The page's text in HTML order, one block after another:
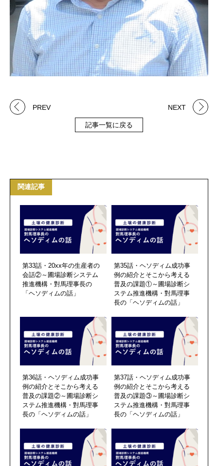
PREV
記事一覧に戻る
NEXT
関連記事
第33話・20xx年の生産者の
会話②～圃場診断システム
推進機構・對馬理事長の
「ヘソディムの話」
第35話・ヘソディム成功事
例の紹介とそこから考える
普及の課題①～圃場診断シ
ステム推進機構・對馬理事
長の「ヘソディムの話」
第36話・ヘソディム成功事
例の紹介とそこから考える
普及の課題②～圃場診断シ
ステム推進機構・對馬理事
長の「ヘソディムの話」
第37話・ヘソディム成功事
例の紹介とそこから考える
普及の課題③～圃場診断シ
ステム推進機構・對馬理事
長の「ヘソディムの話」